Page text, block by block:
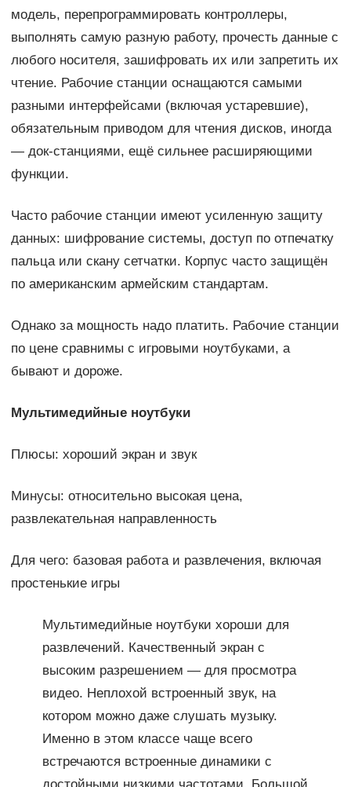
модель, перепрограммировать контроллеры,
выполнять самую разную работу, прочесть данные с
любого носителя, зашифровать их или запретить их
чтение. Рабочие станции оснащаются самыми
разными интерфейсами (включая устаревшие),
обязательным приводом для чтения дисков, иногда
— док-станциями, ещё сильнее расширяющими
функции.
Часто рабочие станции имеют усиленную защиту
данных: шифрование системы, доступ по отпечатку
пальца или скану сетчатки. Корпус часто защищён
по американским армейским стандартам.
Однако за мощность надо платить. Рабочие станции
по цене сравнимы с игровыми ноутбуками, а
бывают и дороже.
Мультимедийные ноутбуки
Плюсы: хороший экран и звук
Минусы: относительно высокая цена,
развлекательная направленность
Для чего: базовая работа и развлечения, включая
простенькие игры
Мультимедийные ноутбуки хороши для
развлечений. Качественный экран с
высоким разрешением — для просмотра
видео. Неплохой встроенный звук, на
котором можно даже слушать музыку.
Именно в этом классе чаще всего
встречаются встроенные динамики с